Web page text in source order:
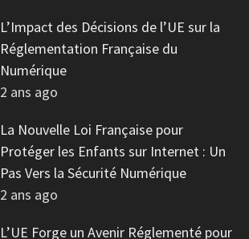
L’Impact des Décisions de l’UE sur la
Réglementation Française du
Numérique
2 ans ago
La Nouvelle Loi Française pour
Protéger les Enfants sur Internet : Un
Pas Vers la Sécurité Numérique
2 ans ago
L’UE Forge un Avenir Réglementé pour